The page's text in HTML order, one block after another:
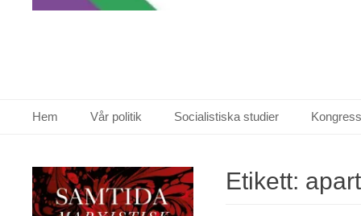
Primär meny
Hem Vår politik Socialistiska studier
Etikett: